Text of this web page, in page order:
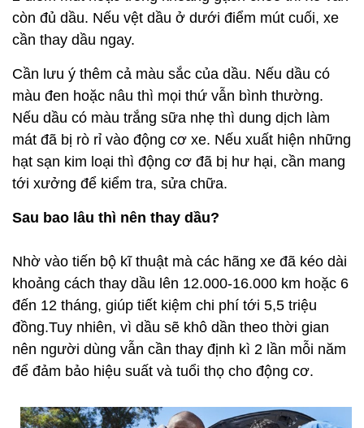
tới xưởng để kiểm tra, sửa chữa.
Sau bao lâu thì nên thay dầu?
Nhờ vào tiến bộ kĩ thuật mà các hãng xe đã kéo dài
khoảng cách thay dầu lên 12.000-16.000 km hoặc 6
đến 12 tháng, giúp tiết kiệm chi phí tới 5,5 triệu
đồng.Tuy nhiên, vì dầu sẽ khô dần theo thời gian
nên người dùng vẫn cần thay định kì 2 lần mỗi năm
để đảm bảo hiệu suất và tuổi thọ cho động cơ.